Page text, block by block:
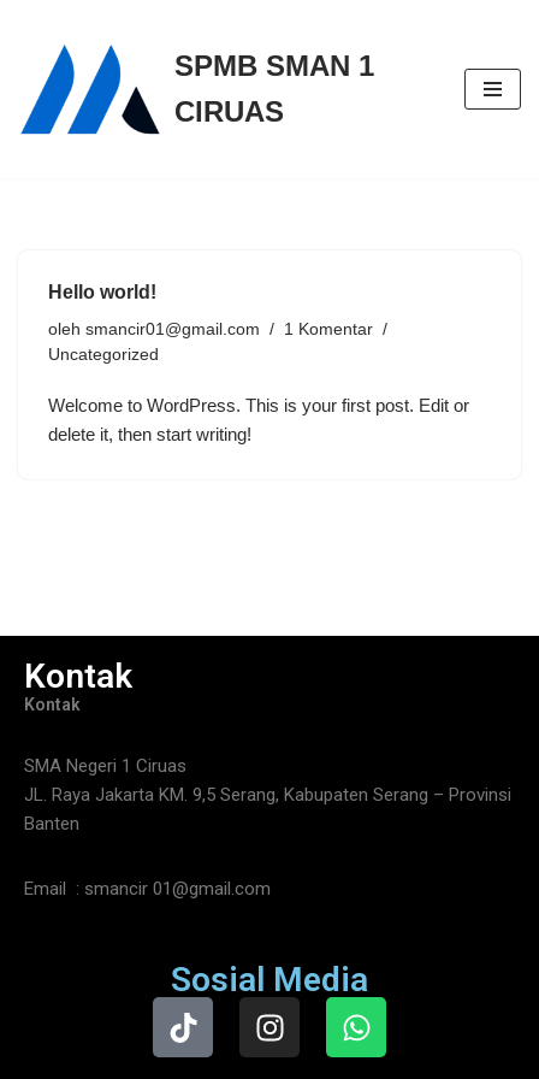
Lompat
konten
SPMB SMAN 1
CIRUAS
Hello world!
oleh smancir01@gmail.com
1 Komentar
Uncategorized
Welcome to WordPress. This is your first post. Edit or
delete it, then start writing!
Kontak
Kontak
SMA Negeri 1 Ciruas
JL. Raya Jakarta KM. 9,5 Serang, Kabupaten Serang – Provinsi
Banten
Email : smancir 01@gmail.com
Sosial Media